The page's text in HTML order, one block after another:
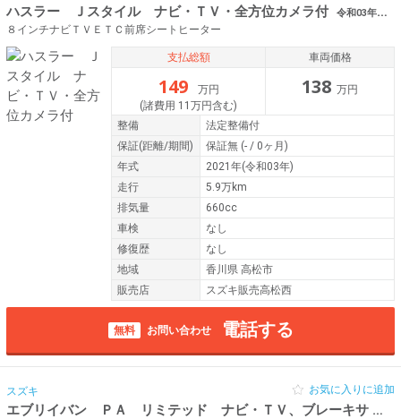
ハスラー Ｊスタイル ナビ・ＴＶ・全方位カメラ付 令和03年（2021年） 5.9万km 香川県高松市
８インチナビＴＶＥＴＣ前席シートヒーター
支払総額
149
万円
(諸費用 11万円含む)
車両価格
138 万円
整備
法定整備付
保証(距離/期間) 保証無 (- / 0ヶ月)
年式
2021年(令和03年)
走行
5.9万km
排気量
660cc
車検
なし
修復歴
なし
地域
香川県 高松市
販売店
スズキ販売高松西
無料 お問い合わせ 電話する
スズキ
エブリイバン ＰＡ リミテッド ナビ・ＴＶ、ブレーキサ 令和
お気に入りに追加